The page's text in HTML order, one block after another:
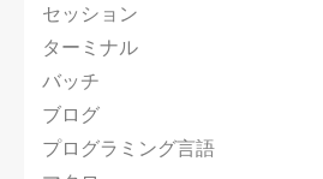
セッション
ターミナル
バッチ
ブログ
プログラミング言語